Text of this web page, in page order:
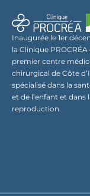
Inaugurée le 1er
la Clinique PROCRÉA
premier centre
chirurgical de Côte
spécialisé dans la
et de l’enfant et dans
reproduction.